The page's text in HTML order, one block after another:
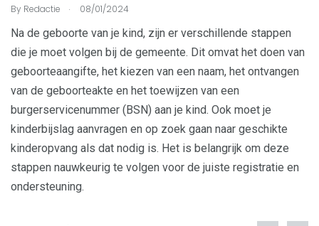
By Redactie . 08/01/2024
Na de geboorte van je kind, zijn er verschillende stappen
die je moet volgen bij de gemeente. Dit omvat het doen van
geboorteaangifte, het kiezen van een naam, het ontvangen
van de geboorteakte en het toewijzen van een
burgerservicenummer (BSN) aan je kind. Ook moet je
kinderbijslag aanvragen en op zoek gaan naar geschikte
kinderopvang als dat nodig is. Het is belangrijk om deze
stappen nauwkeurig te volgen voor de juiste registratie en
ondersteuning.